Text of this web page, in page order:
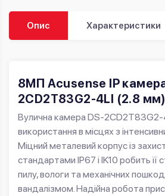
Опис Характеристики
8МП Acusense IP
2CD2T83G2-4LI (2.8 мм)
Вулична камера DS-
використання в місцях з
Міцний металевий корпус із
стандартами IP67 і IK10 робить її
пилу, вологи та механічних
вандалізмом. Надійна робота